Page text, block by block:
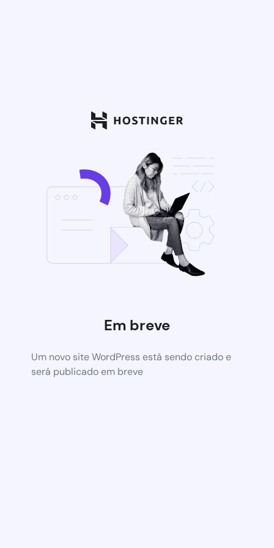
Em breve
Um novo site WordPress está sendo criado e
será publicado em breve